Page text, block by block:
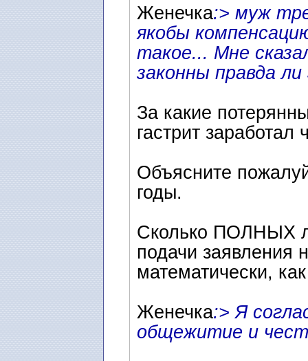
Женечка:> муж
якобы
такое... Мне
законны правда
За какие
гастрит заработал
Объясните
годы.
Сколько ПОЛНЫХ
подачи заявления
математически,
Женечка:> Я
общежитие и